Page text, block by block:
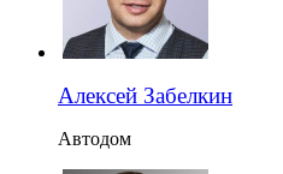
Алексей Забелкин
Автодом